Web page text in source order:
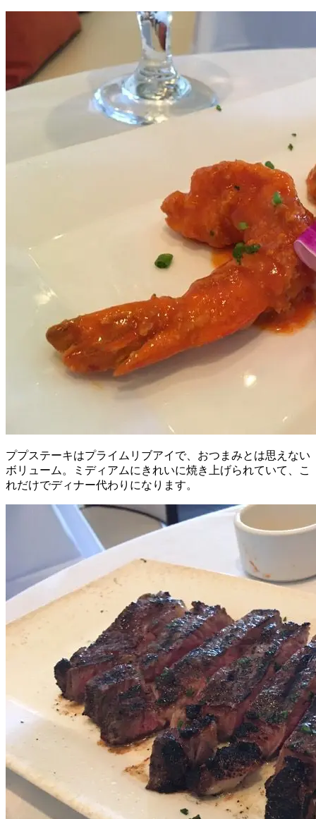
ププステーキはプライムリブアイで、おつまみとは思えない
ボリューム。ミディアムにきれいに焼き上げられていて、こ
れだけでディナー代わりになります。